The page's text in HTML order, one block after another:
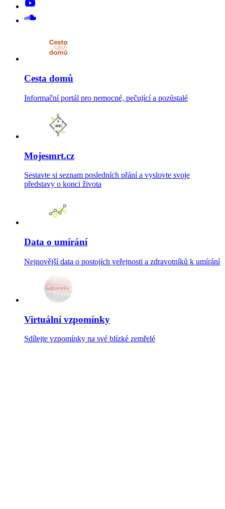
Cesta domů
Informační portál pro nemocné, pečující a pozůstalé
Mojesmrt.cz
Sestavte si seznam posledních přání a vyslovte svoje
představy o konci života
Data o umírání
Nejnovější data o postojích veřejnosti a zdravotníků k umírání
Virtuální vzpomínky
Sdílejte vzpomínky na své blízké zemřelé